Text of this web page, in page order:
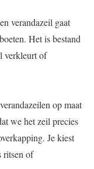
verandazeil gaat
Het is bestand
verkleurt of
op maat
we het zeil precies
Je kiest
ritsen of